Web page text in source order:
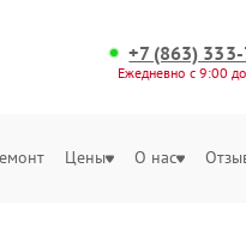
+7 (863)
Ежедневно с 9:00
Цены О нас